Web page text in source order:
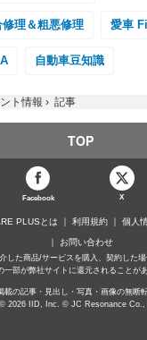
理＆粗悪修理 愛車
自動車豆知識
ト情報 › 記事
TOP
Facebook X
PLUSとは 利用規約 個人
お問い合わせ
した商品/サービスを購入、契約した場
一部が弊社サイトに還元されることがあ
載の記事・見出し・写真・画像の無断
© 2026 IID, Inc. © JC Resonance Co.,